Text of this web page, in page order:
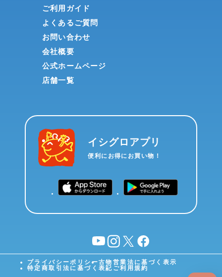
ご利用ガイド
よくあるご質問
お問い合わせ
会社概要
公式ホームページ
店舗一覧
イシグロアプリ
便利にお得にお買い物！
YouTubeinstagram
X facebook
プライバシーポリシー古物営業法に基づく表示
特定商取引法に基づく表記 ご利用規約